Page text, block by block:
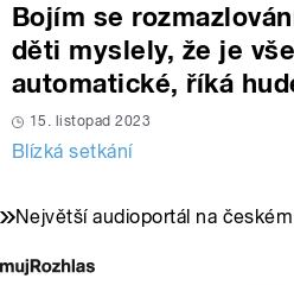
Bojím se
děti myslely, že je
automatické, říká
15. listopad 2023
Blízká setkání
Největší audioportál na